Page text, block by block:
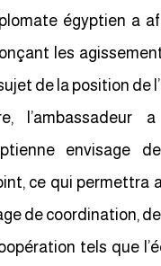
égyptien a
les
de la position de
envisage
ce qui permettra
de coordination,
tels que